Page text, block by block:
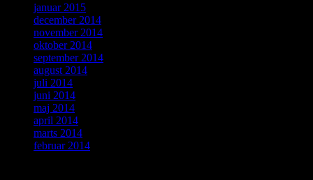
januar 2015
december 2014
november 2014
oktober 2014
september 2014
august 2014
juli 2014
juni 2014
maj 2014
april 2014
marts 2014
februar 2014